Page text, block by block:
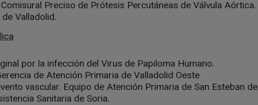
Preciso de Prótesis Percutáneas de Válvula Aórtica.
Valladolid.
por la infección del Virus de Papiloma Humano.
de Atención Primaria de Valladolid Oeste
vascular. Equipo de Atención Primaria de San Esteban de
Sanitaria de Soria.